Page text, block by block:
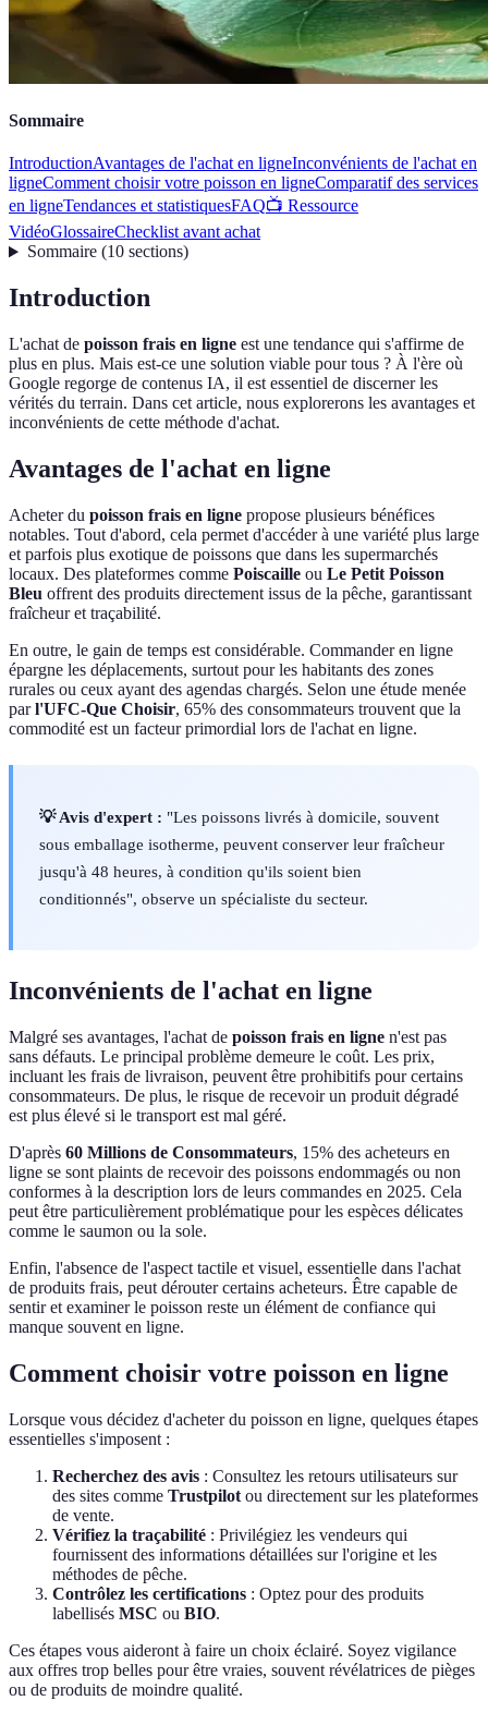
Sommaire
IntroductionAvantages de l'achat en ligneInconvénients de l'achat en
ligneComment choisir votre poisson en ligneComparatif des services
en ligneTendances et statistiquesFAQ📺 Ressource
VidéoGlossaireChecklist avant achat
Sommaire(10 sections)
Introduction
L'achat de poisson frais en ligne est une tendance qui s'affirme de
plus en plus. Mais est-ce une solution viable pour tous ? À l'ère où
Google regorge de contenus IA, il est essentiel de discerner les
vérités du terrain. Dans cet article, nous explorerons les avantages et
inconvénients de cette méthode d'achat.
Avantages de l'achat en ligne
Acheter du poisson frais en ligne propose plusieurs bénéfices
notables. Tout d'abord, cela permet d'accéder à une variété plus large
et parfois plus exotique de poissons que dans les supermarchés
locaux. Des plateformes comme Poiscaille ou Le Petit Poisson
Bleu offrent des produits directement issus de la pêche, garantissant
fraîcheur et traçabilité.
En outre, le gain de temps est considérable. Commander en ligne
épargne les déplacements, surtout pour les habitants des zones
rurales ou ceux ayant des agendas chargés. Selon une étude menée
parl'UFC-Que Choisir, 65% des consommateurs trouvent que la
commodité est un facteur primordial lors de l'achat en ligne.
💡 Avis d'expert : "Les poissons livrés à domicile, souvent
sous emballage isotherme, peuvent conserver leur fraîcheur
jusqu'à 48 heures, à condition qu'ils soient bien
conditionnés", observe un spécialiste du secteur.
Inconvénients de l'achat en ligne
Malgré ses avantages, l'achat de poisson frais en ligne n'est pas
sans défauts. Le principal problème demeure le coût. Les prix,
incluant les frais de livraison, peuvent être prohibitifs pour certains
consommateurs. De plus, le risque de recevoir un produit dégradé
est plus élevé si le transport est mal géré.
D'après 60 Millions de Consommateurs, 15% des acheteurs en
ligne se sont plaints de recevoir des poissons endommagés ou non
conformes à la description lors de leurs commandes en 2025. Cela
peut être particulièrement problématique pour les espèces délicates
comme le saumon ou la sole.
Enfin, l'absence de l'aspect tactile et visuel, essentielle dans l'achat
de produits frais, peut dérouter certains acheteurs. Être capable de
sentir et examiner le poisson reste un élément de confiance qui
manque souvent en ligne.
Comment choisir votre poisson en ligne
Lorsque vous décidez d'acheter du poisson en ligne, quelques étapes
essentielles s'imposent :
Recherchez des avis : Consultez les retours utilisateurs sur
des sites comme Trustpilot ou directement sur les plateformes
de vente.
Vérifiez la traçabilité : Privilégiez les vendeurs qui
fournissent des informations détaillées sur l'origine et les
méthodes de pêche.
Contrôlez les certifications : Optez pour des produits
labellisés MSC ou BIO.
Ces étapes vous aideront à faire un choix éclairé. Soyez vigilance
aux offres trop belles pour être vraies, souvent révélatrices de pièges
ou de produits de moindre qualité.